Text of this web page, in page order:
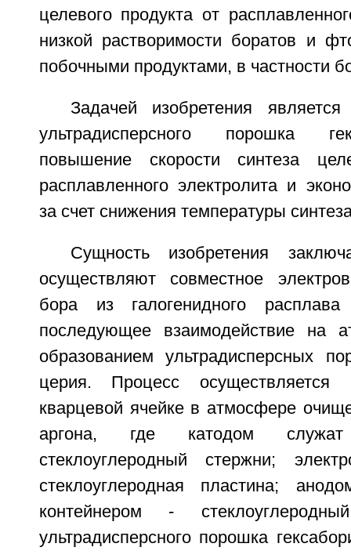
целевого продукта от
низкой растворимости боратов и
побочными продуктами, в частности
Задачей изобретения
ультрадисперсного порошка
повышение скорости синтеза
расплавленного электролита и
за счет снижения температуры
Сущность изобретения
осуществляют совместное
бора из галогенидного
последующее взаимодействие на
образованием ультрадисперсных
церия. Процесс осуществляется
кварцевой ячейке в атмосфере
аргона, где катодом
стеклоуглеродный стержни;
стеклоуглеродная пластина;
контейнером -
ультрадисперсного порошка